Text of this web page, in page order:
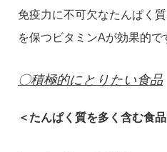
免疫力に不可欠なたんぱく
を保つビタミンAが効果的で
〇積極的にとりたい食品
＜たんぱく質を多く含む食品